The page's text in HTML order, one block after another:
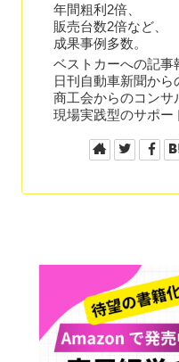
年間粗利2倍、
販売台数2倍など、
成果事例多数。
ベストカーへの記事
日刊自動車新聞から
商工会からのコンサ
現場実践型のサポー